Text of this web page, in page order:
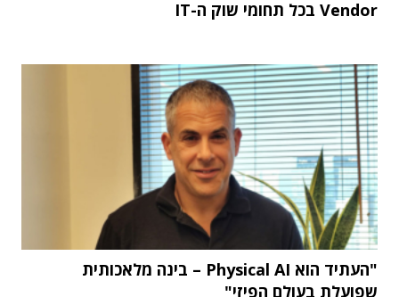
Vendor בכל תחומי שוק ה-IT
"העתיד הוא Physical AI – בינה מלאכותית
שפועלת בעולם הפיזי"